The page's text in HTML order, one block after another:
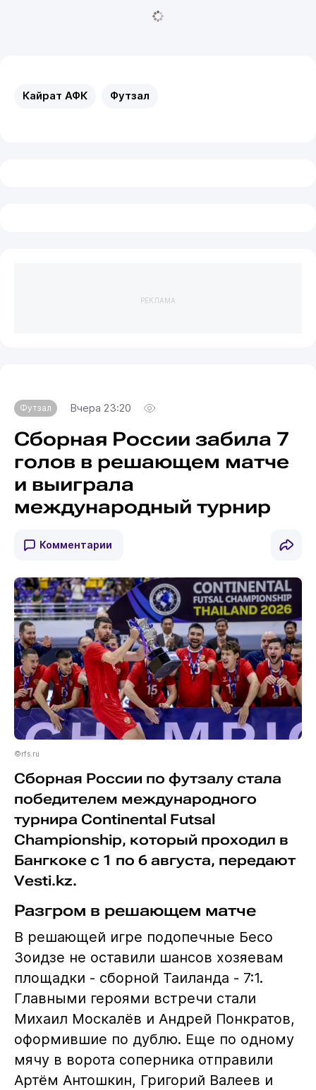
Кайрат АФК Футзал
РЕКЛАМА
Футзал Вчера 23:20
Сборная России забила 7
голов в решающем матче
и выиграла
международный турнир
Комментарии
©rfs.ru
Сборная России по футзалу стала
победителем международного
турнира Continental Futsal
Championship, который проходил в
Бангкоке с 1 по 6 августа, передают
Vesti.kz.
Разгром в решающем матче
В решающей игре подопечные Бесо
Зоидзе не оставили шансов хозяевам
площадки - сборной Таиланда - 7:1.
Главными героями встречи стали
Михаил Москалёв и Андрей Понкратов,
оформившие по дублю. Еще по одному
мячу в ворота соперника отправили
Артём Антошкин, Григорий Валеев и